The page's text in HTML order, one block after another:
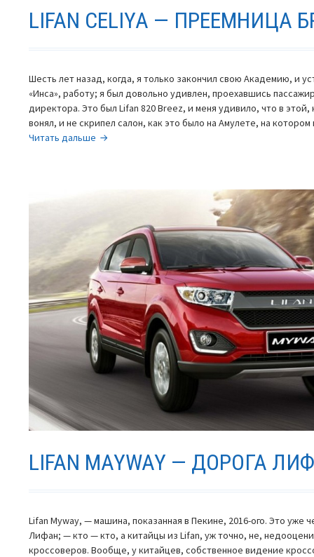
LIFAN CELIYA — ПРЕЕМНИЦА
Шесть лет назад, когда, я только закончил свою Академию, и
«Инса», работу; я был довольно удивлен, проехавшись
директора. Это был Lifan 820 Breez, и меня удивило, что в
вонял, и не скрипел салон, как это было на Амулете, на
Читать дальше Lifan
LIFAN MAYWAY — ДОРОГА
Lifan Myway, — машина, показанная в Пекине, 2016-ого. Это уже
Лифан; — кто — кто, а китайцы из Lifan, уж точно, не,
кроссоверов. Вообще, у китайцев, собственное видение